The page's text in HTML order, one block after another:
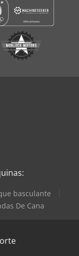
basculante
De Cana